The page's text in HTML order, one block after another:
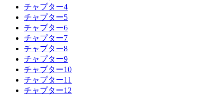
チャプター4
チャプター5
チャプター6
チャプター7
チャプター8
チャプター9
チャプター10
チャプター11
チャプター12